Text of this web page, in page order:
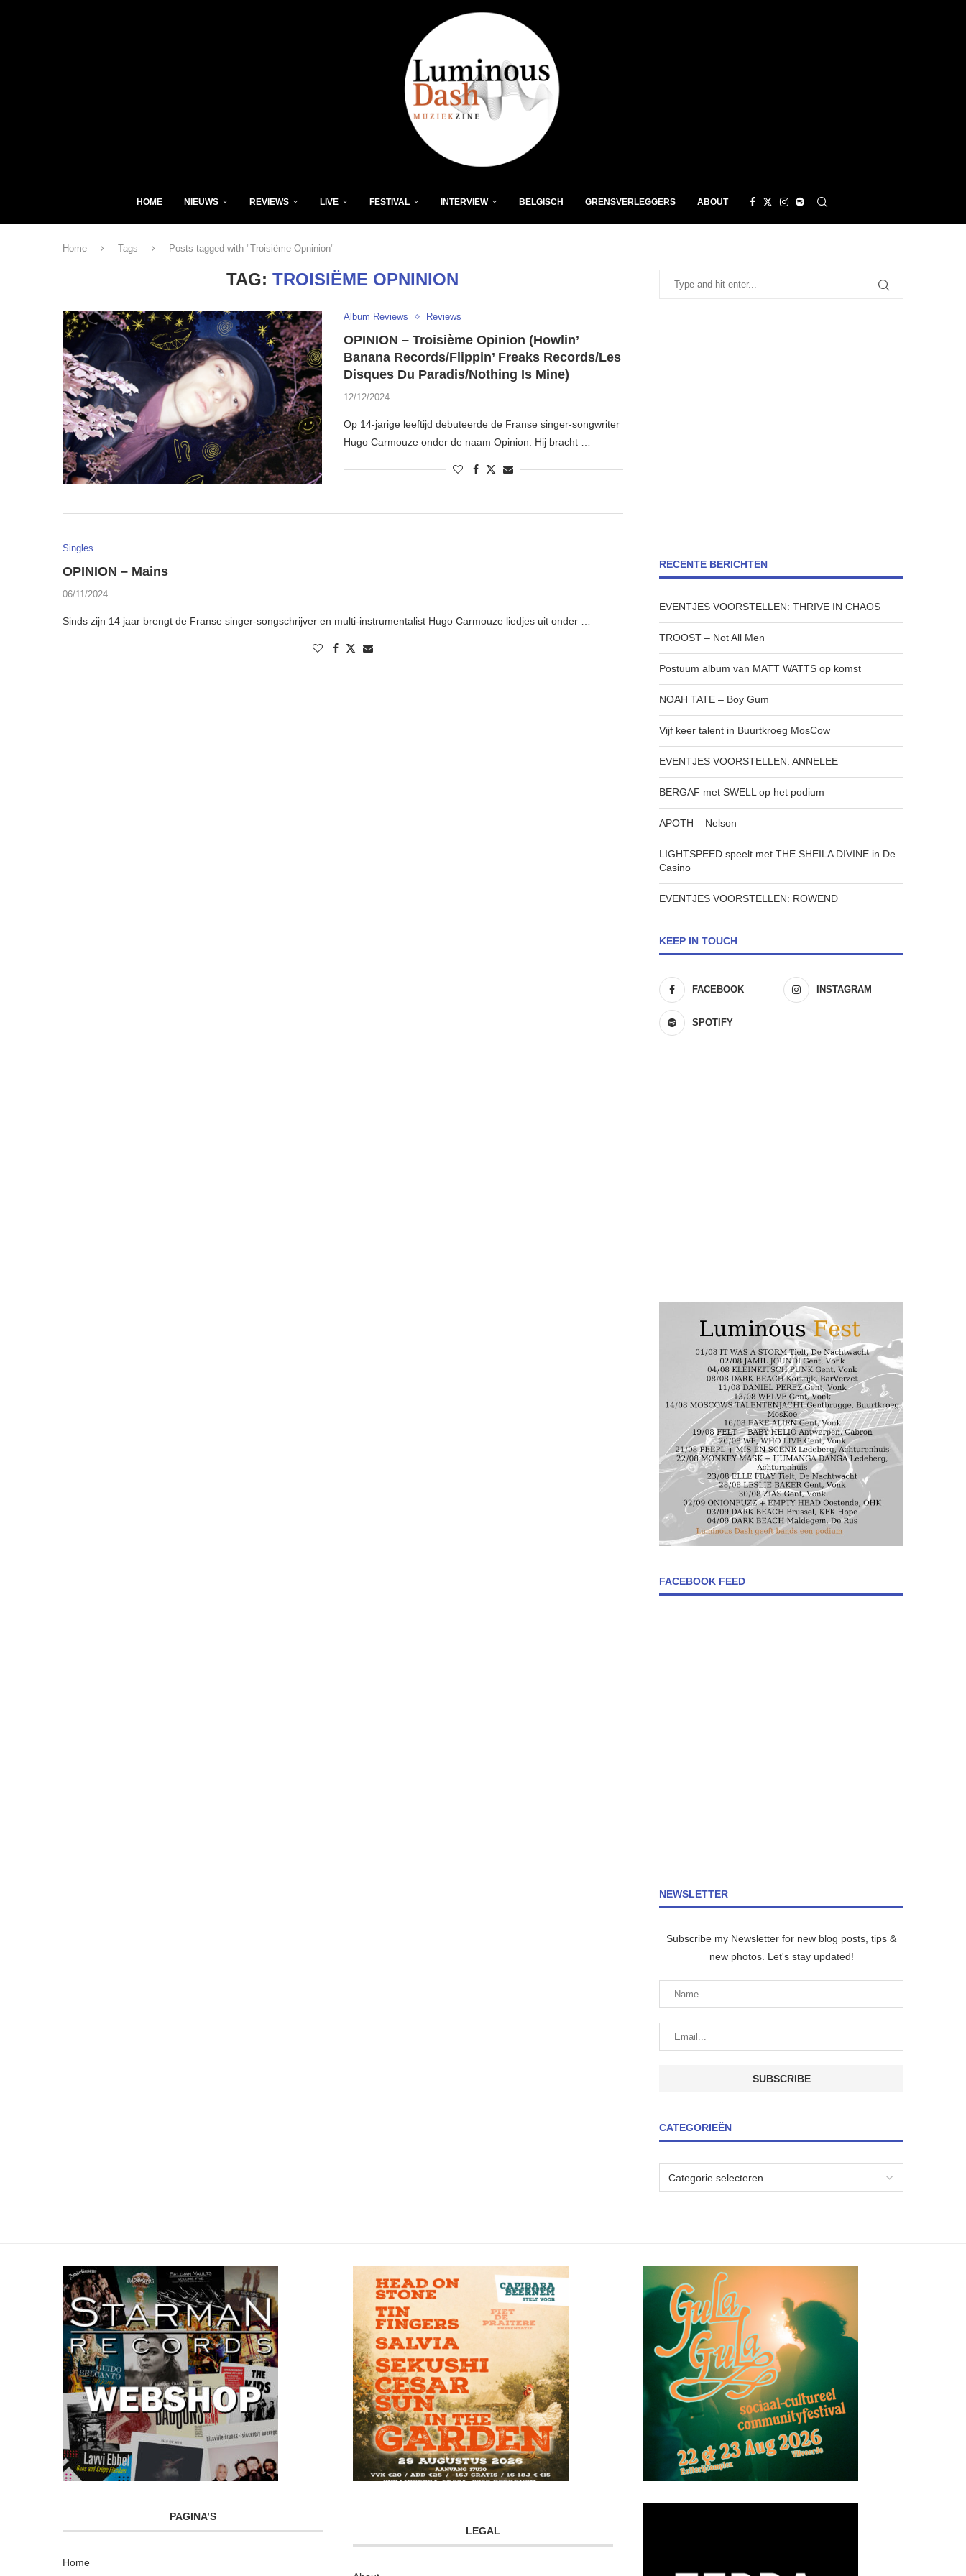
HOME NIEUWS REVIEWS LIVE FESTIVAL INTERVIEW BELGISCH GRENSVERLEGGERS ABOUT
Home Tags Posts tagged with "Troisiëme Opninion"
TAG:TROISIËME OPNINION
Album Reviews Reviews
OPINION – Troisième Opinion (Howlin’
Banana Records/Flippin’ Freaks Records/Les
Disques Du Paradis/Nothing Is Mine)
12/12/2024
Op 14-jarige leeftijd debuteerde de Franse singer-songwriter
Hugo Carmouze onder de naam Opinion. Hij bracht …
Singles
OPINION – Mains
06/11/2024
Sinds zijn 14 jaar brengt de Franse singer-songschrijver en multi-instrumentalist Hugo Carmouze liedjes uit onder …
RECENTE BERICHTEN
EVENTJES VOORSTELLEN: THRIVE IN CHAOS
TROOST – Not All Men
Postuum album van MATT WATTS op komst
NOAH TATE – Boy Gum
Vijf keer talent in Buurtkroeg MosCow
EVENTJES VOORSTELLEN: ANNELEE
BERGAF met SWELL op het podium
APOTH – Nelson
LIGHTSPEED speelt met THE SHEILA DIVINE in De
Casino
EVENTJES VOORSTELLEN: ROWEND
KEEP IN TOUCH
FACEBOOK INSTAGRAM
SPOTIFY
FACEBOOK FEED
NEWSLETTER
Subscribe my Newsletter for new blog posts, tips &
new photos. Let's stay updated!
CATEGORIEËN
PAGINA’S
Home
LEGAL